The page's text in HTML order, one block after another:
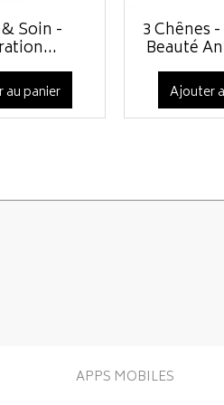
Soin -
panier
3 Chênes
Beauté
Ajouter
APPS MOBILES